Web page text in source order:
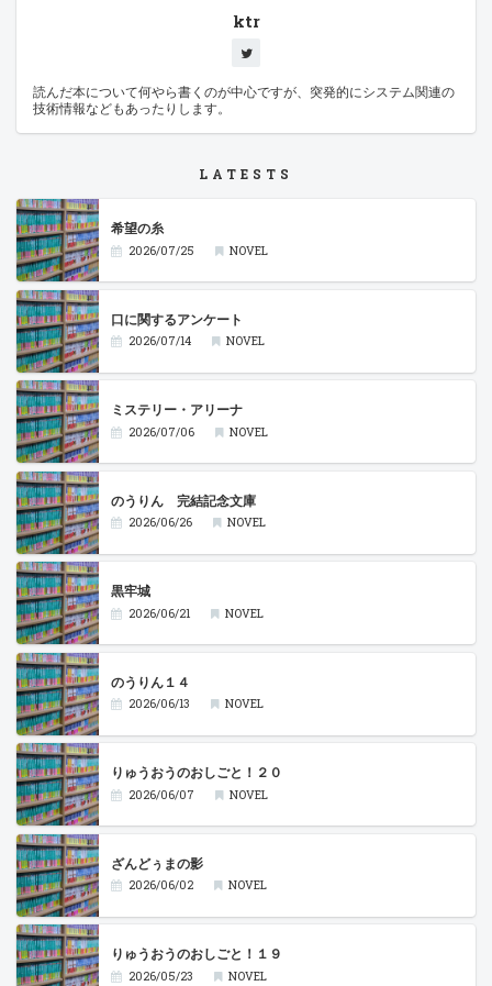
ktr
読んだ本について何やら書くのが中心ですが、突発的にシステム関連の
技術情報などもあったりします。
LATESTS
希望の糸
2026/07/25 NOVEL
口に関するアンケート
2026/07/14 NOVEL
ミステリー・アリーナ
2026/07/06 NOVEL
のうりん 完結記念文庫
2026/06/26 NOVEL
黒牢城
2026/06/21 NOVEL
のうりん１４
2026/06/13 NOVEL
りゅうおうのおしごと！２０
2026/06/07 NOVEL
ざんどぅまの影
2026/06/02 NOVEL
りゅうおうのおしごと！１９
2026/05/23 NOVEL